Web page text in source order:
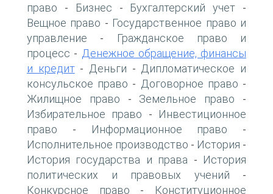
право - Бизнес - Бухгалтерский учет -
Вещное право - Государственное право и
управление -
Гражданское право и
процесс - Денежное обращение, финансы
и кредит- Деньги - Дипломатическое и
консульское право - Договорное право -
Жилищное право - Земельное право -
Избирательное право -
Инвестиционное
право - Информационное право -
Исполнительное производство - История -
История государства и права -
История
политических и правовых учений -
Конкурсное право -
Конституционное